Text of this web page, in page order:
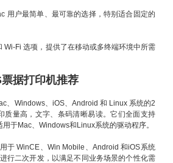
用户最简单、最可靠的选择，特别适合固定的
Wi-Fi 选项，提供了在移动或多终端环境中所需
据打印机推荐
、Windows、iOS、Android 和 Linux 系统的2
质量高，文字、条码清晰易读。它们全面支持
于Mac、Windows和Linux系统的驱动程序。
于 WinCE、Win Mobile、Android 和iOS系统
行二次开发，以满足不同业务场景的个性化需